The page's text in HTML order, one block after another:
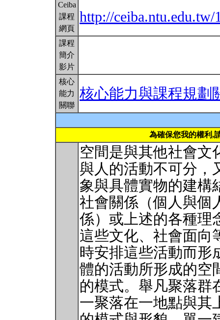
Ceiba
課程
網頁
http://
課程
簡介
影片
核心
能力
關聯
核心能力與課程規劃
為確保您我的權利,
空間是與其他社會文
與人的活動不可分，
象與具體實物的建構
社會關係（個人與個
係）或上述的各種理
這些文化、社會面向
時安排這些活動而形
體的活動所形成的空
的模式。舉凡聚落群
一聚落在一地點與其